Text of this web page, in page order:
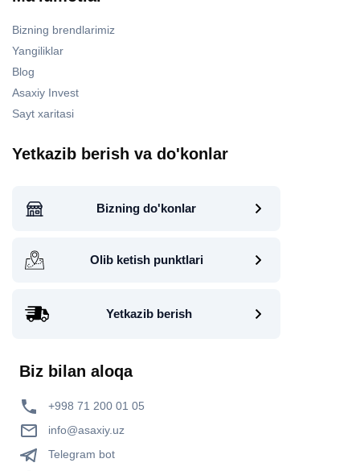
Bizning brendlarimiz
Yangiliklar
Blog
Asaxiy Invest
Sayt xaritasi
Yetkazib berish va do'konlar
Bizning do'konlar
Olib ketish punktlari
Yetkazib berish
Biz bilan aloqa
+998 71 200 01 05
info@asaxiy.uz
Telegram bot